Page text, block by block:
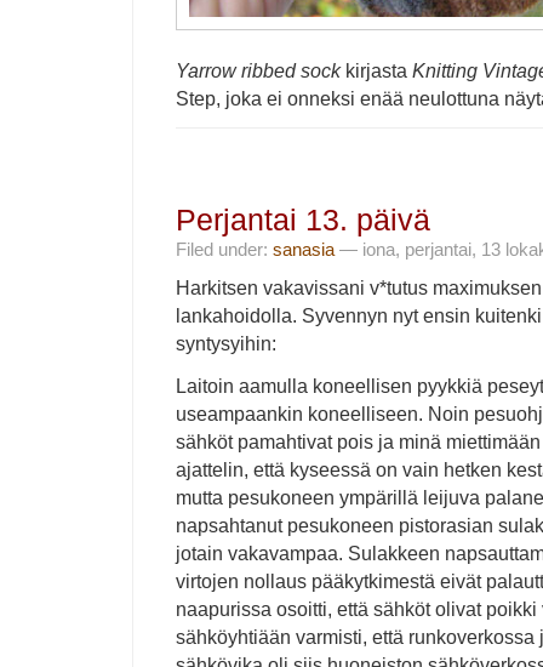
Yarrow ribbed sockkirjasta Knitting
Step, joka ei onneksi enää neulottuna
Perjantai 13. päivä
Filed under: sanasia — iona, perjantai, 13
Harkitsen vakavissani v*tutus
lankahoidolla. Syvennyn nyt ensin
syntysyihin:
Laitoin aamulla koneellisen pyykkiä
useampaankin koneelliseen. Noin
sähköt pamahtivat pois ja minä
ajattelin, että kyseessä on vain hetken
mutta pesukoneen ympärillä leijuva
napsahtanut pesukoneen pistorasian
jotain vakavampaa. Sulakkeen
virtojen nollaus pääkytkimestä eivät
naapurissa osoitti, että sähköt olivat
sähköyhtiään varmisti, että